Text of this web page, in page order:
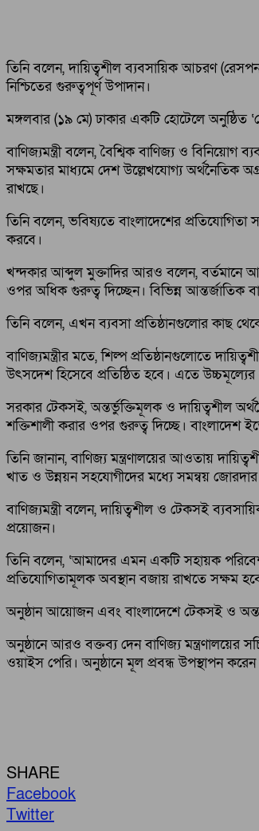
তিনি বলেন, দায়িত্বশীল ব্যবসায়িক আচরণ
নিশ্চিতের গুরুত্বপূর্ণ উপাদান।
মঙ্গলবার (১৯ মে) ঢাকার একটি হোটেলে অনুষ্ঠিত
বাণিজ্যমন্ত্রী বলেন, বৈশ্বিক বাণিজ্য ও বিনিয়োগ
সক্ষমতার মাধ্যমে দেশ উল্লেখযোগ্য অর্থনৈতিক
রাখছে।
তিনি বলেন, ভবিষ্যতে বাংলাদেশের
করবে।
খন্দকার আব্দুল মুক্তাদির আরও বলেন, বর্তমানে
ওপর অধিক গুরুত্ব দিচ্ছেন। বিভিন্ন আন্তর্জাতিক
তিনি বলেন, এখন ব্যবসা প্রতিষ্ঠানগুলোর কাছ
বাণিজ্যমন্ত্রীর মতে, শিল্প প্রতিষ্ঠানগুলোতে
উৎসদেশ হিসেবে প্রতিষ্ঠিত হবে। এতে
সরকার টেকসই, অন্তর্ভুক্তিমূলক ও দায়িত্বশীল
শক্তিশালী করার ওপর গুরুত্ব দিচ্ছে। বাংলাদেশ
তিনি জানান, বাণিজ্য মন্ত্রণালয়ের আওতায়
খাত ও উন্নয়ন সহযোগীদের মধ্যে সমন্বয়
বাণিজ্যমন্ত্রী বলেন, দায়িত্বশীল ও টেকসই
প্রয়োজন।
তিনি বলেন, ‘আমাদের এমন একটি সহায়ক
প্রতিযোগিতামূলক অবস্থান বজায় রাখতে সক্ষম
অনুষ্ঠান আয়োজন এবং বাংলাদেশে টেকসই ও
অনুষ্ঠানে আরও বক্তব্য দেন বাণিজ্য মন্ত্রণালয়ের
ওয়াইস পেরি। অনুষ্ঠানে মূল প্রবন্ধ উপস্থাপন
SHARE
Facebook
Twitter